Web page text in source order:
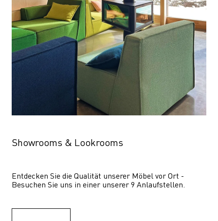
Showrooms & Lookrooms
Entdecken Sie die Qualität unserer Möbel vor Ort -
Besuchen Sie uns in einer unserer 9 Anlaufstellen.